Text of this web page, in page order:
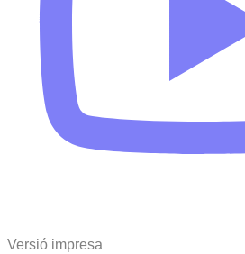
Versió impresa